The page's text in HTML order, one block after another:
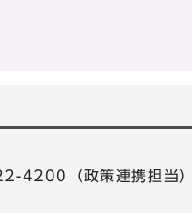
（政策連携担当）